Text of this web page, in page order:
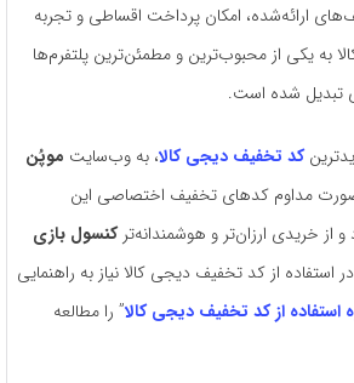
ارائه‌شده، امکان پرداخت اقساطی و تجربه
به یکی از محبوب‌ترین و مطمئن‌ترین پلتفرم‌ها
تبدیل شده است.
کد تخفیف دیجی کالا، به وب‌سایت موپُن
مداوم کدهای تخفیف اختصاصی این
از خریدی ارزان‌تر و هوشمندانه‌ترکنسول بازی
استفاده از کد تخفیف دیجی کالا نیاز به راهنمایی
استفاده از کد تخفیف دیجی کالا” را مطالعه